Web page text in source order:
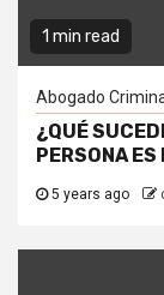
1 min read
Abogado
¿QUÉ
PERSONA
5 years ago